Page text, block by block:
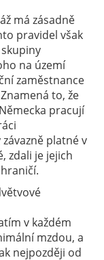
má zásadně
pravidel však
na území
zaměstnance
to, že
pracují
platné v
zdali je jejich
v každém
mzdou, a
nejpozději od